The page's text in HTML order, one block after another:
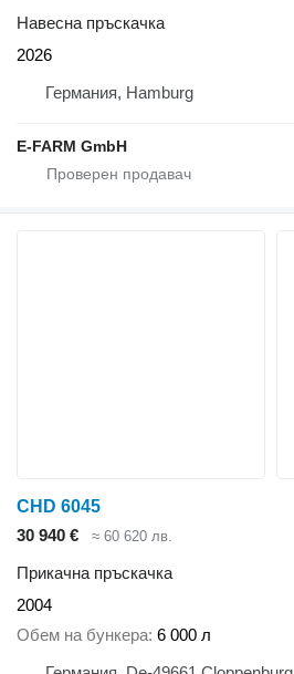
Навесна пръскачка
2026
Германия, Hamburg
E-FARM GmbH
CHD 6045
30 940 €
≈ 60 620 лв.
Прикачна пръскачка
2004
Обем на бункера 6 000 л